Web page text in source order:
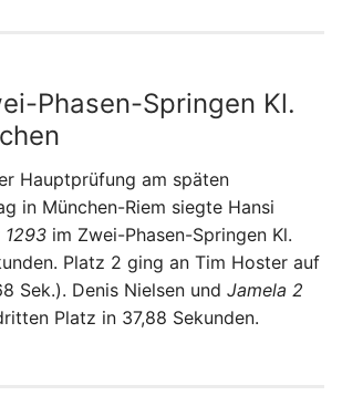
Phasen-Springen Kl.
Hauptprüfung am späten
in München-Riem siegte Hansi
1293 im Zwei-Phasen-Springen Kl.
Platz 2 ging an Tim Hoster auf
Sek.). Denis Nielsen und Jamela 2
Platz in 37,88 Sekunden.